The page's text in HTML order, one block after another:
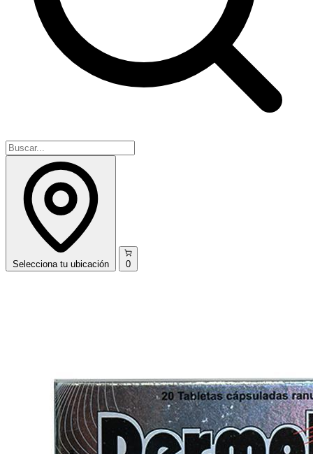
Selecciona tu ubicación 0